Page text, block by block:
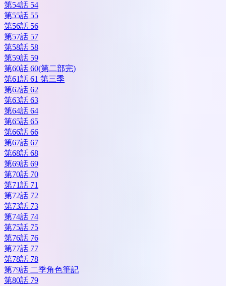
第54話 54
第55話 55
第56話 56
第57話 57
第58話 58
第59話 59
第60話 60(第二部完)
第61話 61 第三季
第62話 62
第63話 63
第64話 64
第65話 65
第66話 66
第67話 67
第68話 68
第69話 69
第70話 70
第71話 71
第72話 72
第73話 73
第74話 74
第75話 75
第76話 76
第77話 77
第78話 78
第79話 二季角色筆記
第80話 79